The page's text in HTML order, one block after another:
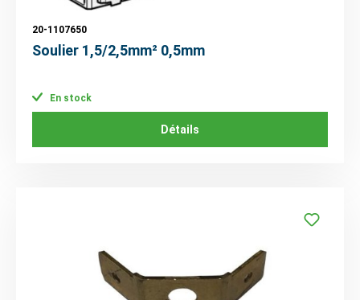
20-1107650
Soulier 1,5/2,5mm² 0,5mm
En stock
Détails